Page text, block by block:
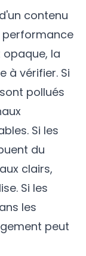
contenu
performance
opaque, la
à vérifier. Si
pollués
Si les
du
clairs,
Si les
les
peut